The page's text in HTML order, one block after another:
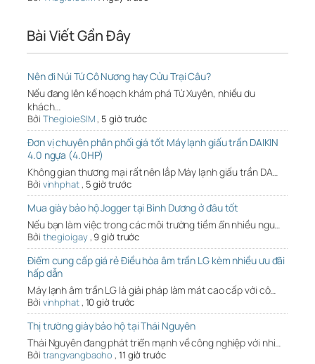
Bài Viết Gần Đây
Nên đi Núi Tứ Cô Nương hay Cửu Trại Câu?
Nếu đang lên kế hoạch khám phá Tứ Xuyên, nhiều du
khách…
Bởi ThegioieSIM, 5 giờ trước
Đơn vị chuyên phân phối giá tốt Máy lạnh giấu trần DAIKIN
4.0 ngựa (4.0HP)
Không gian thương mại rất nên lắp Máy lạnh giấu trần DA…
Bởi vinhphat, 5 giờ trước
Mua giày bảo hộ Jogger tại Bình Dương ở đâu tốt
Nếu bạn làm việc trong các môi trường tiềm ẩn nhiều ngu…
Bởi thegioigay,9 giờ trước
Điểm cung cấp giá rẻ Điều hòa âm trần LG kèm nhiều ưu đãi
hấp dẫn
Máy lạnh âm trần LG là giải pháp làm mát cao cấp với cô…
Bởi vinhphat, 10 giờ trước
Thị trường giày bảo hộ tại Thái Nguyên
Thái Nguyên đang phát triển mạnh về công nghiệp với nhi…
Bởi trangvangbaoho , 11 giờ trước